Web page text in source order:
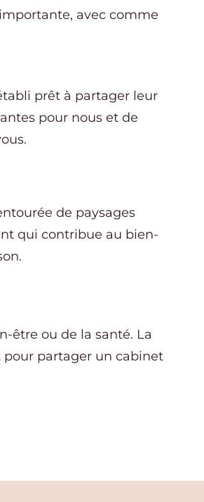
avec comme
prêt à partager leur
pour nous et de
de paysages
qui contribue au bien-
être ou de la santé. La
pour partager un cabinet